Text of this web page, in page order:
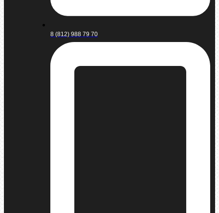
8 (812) 988 79 70